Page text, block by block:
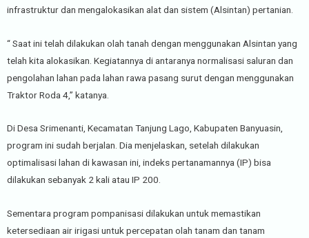
infrastruktur dan mengalokasikan alat dan sistem (Alsintan) pertanian.
“ Saat ini telah dilakukan olah tanah dengan menggunakan Alsintan yang
telah kita alokasikan. Kegiatannya di antaranya normalisasi saluran dan
pengolahan lahan pada lahan rawa pasang surut dengan menggunakan
Traktor Roda 4,” katanya.
Di Desa Srimenanti, Kecamatan Tanjung Lago, Kabupaten Banyuasin,
program ini sudah berjalan. Dia menjelaskan, setelah dilakukan
optimalisasi lahan di kawasan ini, indeks pertanamannya (IP) bisa
dilakukan sebanyak 2 kali atau IP 200.
Sementara program pompanisasi dilakukan untuk memastikan
ketersediaan air irigasi untuk percepatan olah tanam dan tanam